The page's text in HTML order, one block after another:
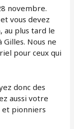
novembre.
vous devez
au plus tard le
Nous ne
pour ceux qui
donc des
aussi votre
et pionniers